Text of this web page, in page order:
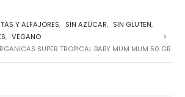
Y ALFAJORES, SIN AZÚCAR, SIN GLUTEN,
, VEGANO
SUPER TROPICAL BABY MUM MUM 50 GR